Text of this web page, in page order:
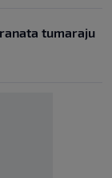
tumaraju